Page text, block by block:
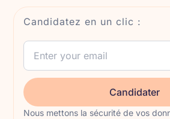
Candidatez en un clic :
Candidater
Nous mettons la sécurité de vos